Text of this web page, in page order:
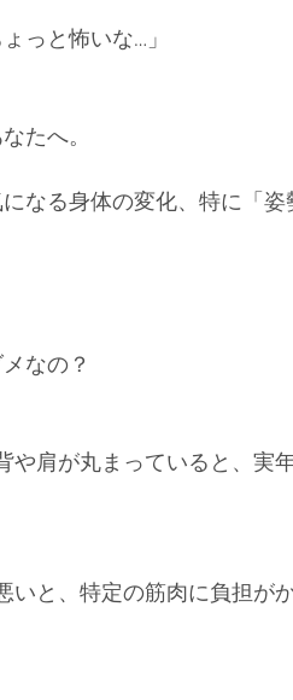
っと怖いな…」
たへ。
なる身体の変化、特に「
なの？
や肩が丸まっていると、実
いと、特定の筋肉に負担